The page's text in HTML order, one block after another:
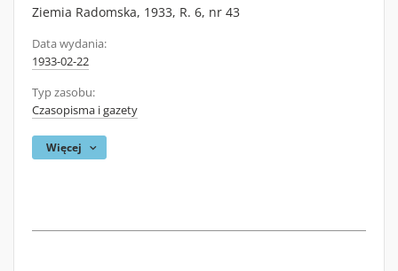
Ziemia Radomska, 1933, R. 6, nr 43
Data wydania:
1933-02-22
Typ zasobu:
Czasopisma i gazety
Więcej